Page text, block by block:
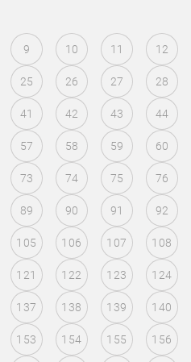
9 10 11 12
25 26 27 28
41 42 43 44
57 58 59 60
73 74 75 76
89 90 91 92
105 106 107 108
121 122 123 124
137 138 139 140
153 154 155 156